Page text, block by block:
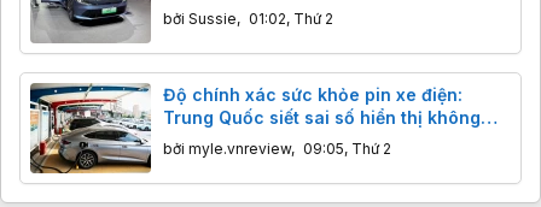
bởi Sussie, 01:02, Thứ 2
Độ chính xác sức khỏe pin xe điện:
Trung Quốc siết sai số hiển thị không
quá 5%
bởi myle.vnreview, 09:05, Thứ 2